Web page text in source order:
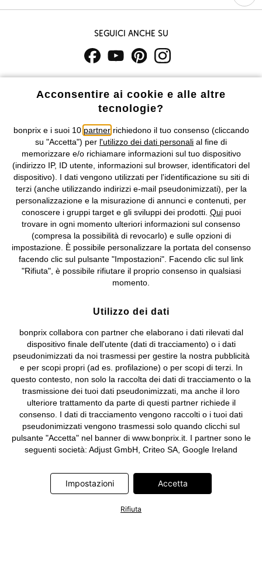
Seguici anche su
costi di servizio.
Informativa privacy e cookie Gestione dei cookie
Informazioni legali Diritto di recesso
©2026 bonprix.Tutti i diritti riservati.
bonprix S.r.l. con socio unico, sede legale: via Adua 33 - 13855
Valdengo (BI) C.F. 01510910027 - P.I. 01939830020, Reg. Imprese di
Biella n. 01510910027, R.E.A. BI - 171345, N. Reg. Pile:
IT09060P00000858, N. Reg. AEE: IT08020000002105 Capitale
Sociale: euro 1.000.000 i.v, Società soggetta all'attività di direzione
e coordinamento di bonprix Beteiligungs -Verwaltungsgesellschaft
mbH.
Acconsentire ai cookie e alle altre
tecnologie?
bonprix e i suoi 10 partnerrichiedono il tuo consenso (cliccando
su "Accetta") per l'utilizzo dei dati personali al fine di
memorizzare e/o richiamare informazioni sul tuo dispositivo
(indirizzo IP, ID utente, informazioni sul browser, identificatori del
dispositivo). I dati vengono utilizzati per l'identificazione su siti di
terzi (anche utilizzando indirizzi e-mail pseudonimizzati), per la
personalizzazione e la misurazione di annunci e contenuti, per
conoscere i gruppi target e gli sviluppi dei prodotti. Quipuoi
trovare in ogni momento ulteriori informazioni sul consenso
(compresa la possibilità di revocarlo) e sulle opzioni di
impostazione. È possibile personalizzare la portata del consenso
facendo clic sul pulsante "Impostazioni". Facendo clic sul link
"Rifiuta", è possibile rifiutare il proprio consenso in qualsiasi
momento.
Utilizzo dei dati
bonprix collabora con partner che elaborano i dati rilevati dal
dispositivo finale dell'utente (dati di tracciamento) o i dati
pseudonimizzati da noi trasmessi per gestire la nostra pubblicità
e per scopi propri (ad es. profilazione) o per scopi di terzi. In
questo contesto, non solo la raccolta dei dati di tracciamento o la
trasmissione dei tuoi dati pseudonimizzati, ma anche il loro
ulteriore trattamento da parte di questi partner richiede il
consenso. I dati di tracciamento vengono raccolti o i tuoi dati
pseudonimizzati vengono trasmessi solo quando clicchi sul
pulsante "Accetta" nel banner di www.bonprix.it. I partner sono le
seguenti società: Adjust GmbH, Criteo SA, Google Ireland
Meta Platforms Ireland Limited, Microsoft Ireland Operations
Limited, Pinterest Europe Limited, RTB-House GmbH, TikTok
Information Technologies UK Limited. Ulteriori informazioni sul
trattamento dei dati da parte di questi partner sono disponibili
Impostazioni Accetta
Rifiuta